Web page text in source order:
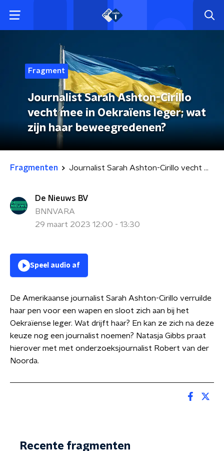
Fragment
Journalist Sarah Ashton-Cirillo
vecht mee in Oekraïens leger; wat
zijn haar beweegredenen?
Fragmenten Journalist Sarah Ashton-Cirillo vecht mee in Oekraïens leger; wat zijn haar beweegredenen?
De Nieuws BV
BNNVARA
29 maart 2023 12:00 - 13:30
Speel audio af
De Amerikaanse journalist Sarah Ashton-Cirillo verruilde
haar pen voor een wapen en sloot zich aan bij het
Oekraïense leger. Wat drijft haar? En kan ze zich na deze
keuze nog een journalist noemen? Natasja Gibbs praat
hierover met met onderzoeksjournalist Robert van der
Noorda.
Recente fragmenten